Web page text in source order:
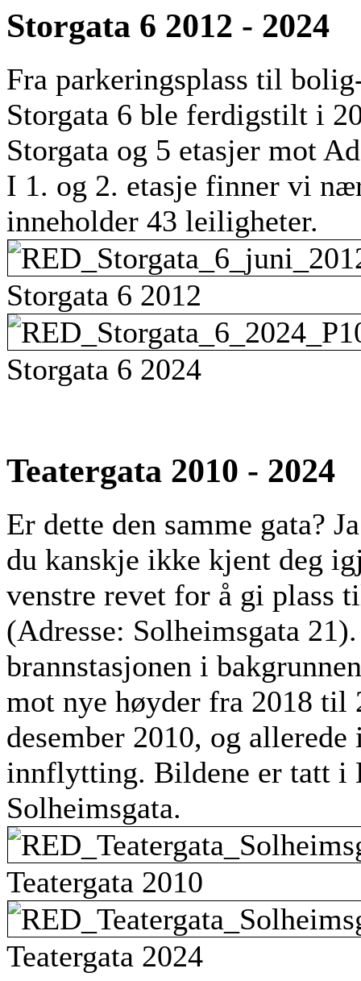
Storgata 6 2012 - 2024
Fra parkeringsplass til
Storgata 6 ble ferdigstilt i
Storgata og 5 etasjer mot
I 1. og 2. etasje finner vi
inneholder 43 leiligheter.
Storgata 6 2012
Storgata 6 2024
Teatergata 2010 - 2024
Er dette den samme gata?
du kanskje ikke kjent deg
venstre revet for å gi plass
(Adresse: Solheimsgata
brannstasjonen i
mot nye høyder fra 2018 til
desember 2010, og
innflytting. Bildene er tatt i
Solheimsgata.
Teatergata 2010
Teatergata 2024